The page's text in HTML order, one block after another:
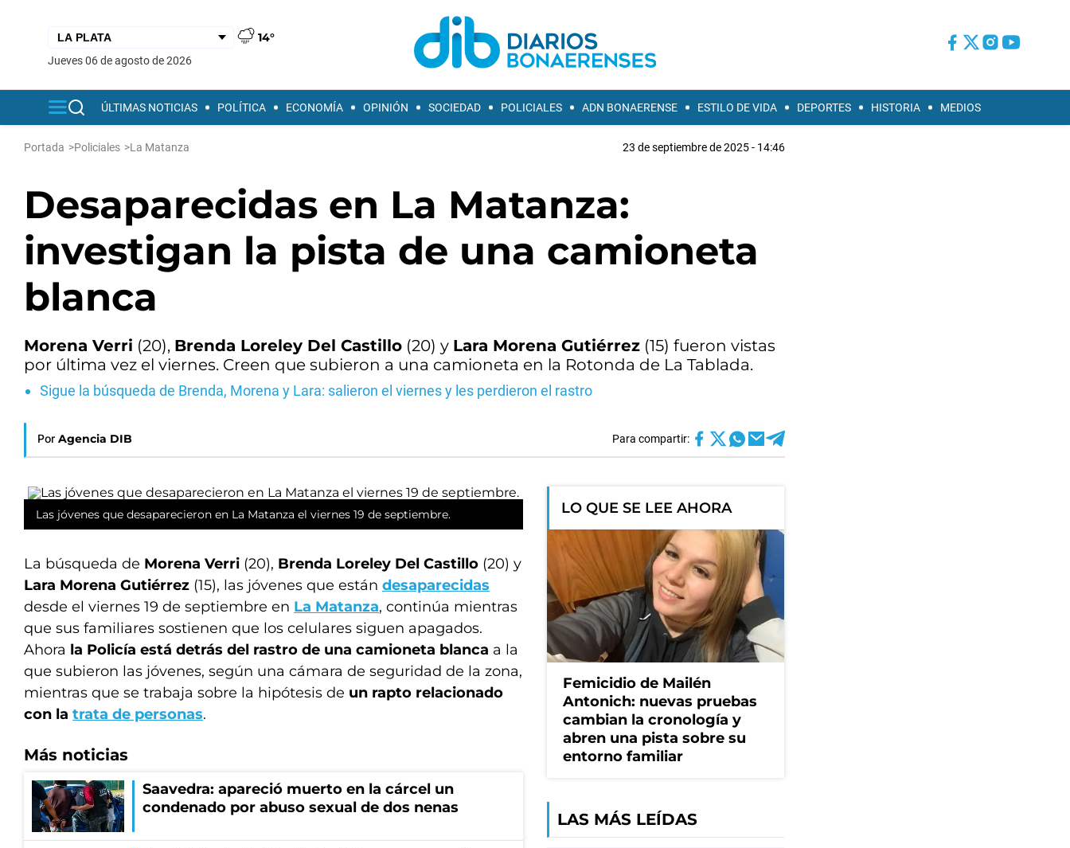
14°
jueves 06 de agosto de 2026
ÚLTIMAS NOTICIAS POLÍTICA ECONOMÍA OPINIÓN SOCIEDAD POLICIALES ADN BONAERENSE ESTILO DE VIDA DEPORTES HISTORIA MEDIOS
Portada >Policiales >La Matanza 23 de septiembre de 2025 - 14:46
Desaparecidas en La Matanza:
investigan la pista de una camioneta
blanca
Morena Verri (20), Brenda Loreley Del Castillo (20) y Lara Morena Gutiérrez (15) fueron vistas
por última vez el viernes. Creen que subieron a una camioneta en la Rotonda de La Tablada.
Sigue la búsqueda de Brenda, Morena y Lara: salieron el viernes y les perdieron el rastro
Por Agencia DIB Para compartir:
Las jóvenes que desaparecieron en La Matanza el viernes 19 de septiembre.
La búsqueda de Morena Verri (20), Brenda Loreley Del Castillo (20) y
Lara Morena Gutiérrez (15), las jóvenes que están desaparecidas
desde el viernes 19 de septiembre en La Matanza, continúa mientras
que sus familiares sostienen que los celulares siguen apagados.
Ahora la Policía está detrás del rastro de una camioneta blanca a la
que subieron las jóvenes, según una cámara de seguridad de la zona,
mientras que se trabaja sobre la hipótesis de un rapto relacionado
con la trata de personas.
Más noticias
Saavedra: apareció muerto en la cárcel un
condenado por abuso sexual de dos nenas
LO QUE SE LEE AHORA
Femicidio de Mailén
Antonich: nuevas pruebas
cambian la cronología y
abren una pista sobre su
entorno familiar
LAS MÁS LEÍDAS